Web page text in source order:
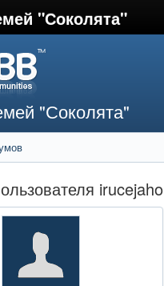
"Соколята"
"Соколята"
irucejaho